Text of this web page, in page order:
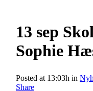
13 sep
Sophie
Posted at 13:03h in
Share